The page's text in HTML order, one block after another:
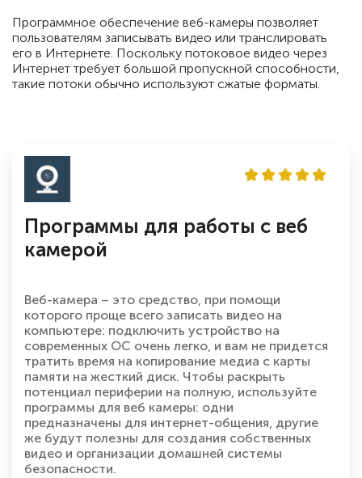
Программное обеспечение веб-камеры позволяет
пользователям записывать видео или транслировать
его в Интернете. Поскольку потоковое видео через
Интернет требует большой пропускной способности,
такие потоки обычно используют сжатые форматы.
Программы для работы с веб
камерой
Веб-камера – это средство, при помощи
которого проще всего записать видео на
компьютере: подключить устройство на
современных ОС очень легко, и вам не придется
тратить время на копирование медиа с карты
памяти на жесткий диск. Чтобы раскрыть
потенциал периферии на полную, используйте
программы для веб камеры: одни
предназначены для интернет-общения, другие
же будут полезны для создания собственных
видео и организации домашней системы
безопасности.